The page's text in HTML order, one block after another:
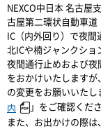
NEXCO中日本 名古屋
古屋第二環状自動車
IC（内外回り）で夜
北ICや楠ジャンクショ
夜間通行止めおよび
をおかけいたします
の変更をお願いいた
内
」をご確認くださ
また、お出かけの際